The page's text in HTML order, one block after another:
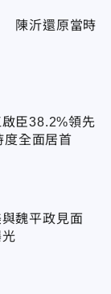
陳沂還原當時
臣38.2%領先
全面居首
魏平政見面